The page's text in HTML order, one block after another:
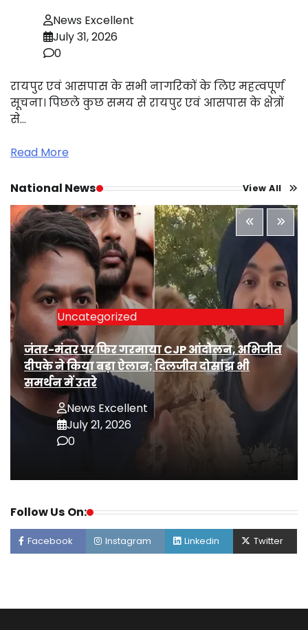
News Excellent
July 31, 2026
0
रायपुर एवं आसपास के सभी नागरिकों के लिए महत्वपूर्ण
सूचना। पिछले कुछ समय से रायपुर एवं आसपास के क्षेत्रों
से…
Read More
National News View All
Uncategorized
जंतर-मंतर पर फिर गरमाया CJP आंदोलन, अभिजीत
दीपके ने किया बड़ा ऐलान; दिलजीत दोसांझ भी
समर्थन में उतरे
News Excellent
July 21, 2026
0
Follow Us On:
Facebook Instagram Linkedin Twitter